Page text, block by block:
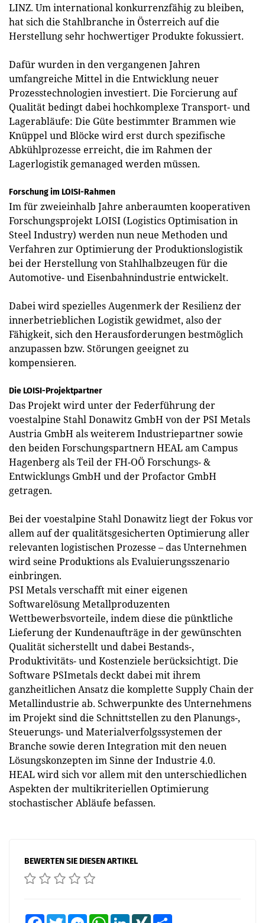
LINZ. Um international konkurrenzfähig zu bleiben,
hat sich die Stahlbranche in Österreich auf die
Herstellung sehr hochwertiger Produkte fokussiert.
Dafür wurden in den vergangenen Jahren
umfangreiche Mittel in die Entwicklung neuer
Prozesstechnologien investiert. Die Forcierung auf
Qualität bedingt dabei hochkomplexe Transport- und
Lagerabläufe: Die Güte bestimmter Brammen wie
Knüppel und Blöcke wird erst durch spezifische
Abkühlprozesse erreicht, die im Rahmen der
Lagerlogistik gemanaged werden müssen.
Forschung im LOISI-Rahmen
Im für zweieinhalb Jahre anberaumten kooperativen
Forschungsprojekt LOISI (Logistics Optimisation in
Steel Industry) werden nun neue Methoden und
Verfahren zur Optimierung der Produktionslogistik
bei der Herstellung von Stahlhalbzeugen für die
Automotive- und Eisenbahnindustrie entwickelt.
Dabei wird spezielles Augenmerk der Resilienz der
innerbetrieblichen Logistik gewidmet, also der
Fähigkeit, sich den Herausforderungen bestmöglich
anzupassen bzw. Störungen ­geeignet zu
kompensieren.
Die LOISI-Projektpartner
Das Projekt wird unter der Federführung der
voestalpine Stahl Donawitz GmbH von der PSI Metals
Austria GmbH als weiterem Industriepartner sowie
den beiden Forschungspartnern HEAL am Campus
Hagenberg als Teil der FH-OÖ Forschungs- &
Entwicklungs GmbH und der Profactor GmbH
getragen.
Bei der voestalpine Stahl ­Donawitz liegt der Fokus vor
allem auf der qualitätsgesicherten Optimierung aller
relevanten logistischen Prozesse – das Unternehmen
wird seine Produktions als Evaluierungsszenario
einbringen.
PSI Metals verschafft mit einer eigenen
Softwarelösung Metallproduzenten
Wettbewerbsvorteile, indem diese die pünktliche
Lieferung der Kundenaufträge in der gewünschten
Qualität sicherstellt und dabei Bestands-,
Produktivitäts- und Kosten­ziele berücksichtigt. Die
Software PSImetals deckt dabei mit ihrem
ganzheitlichen Ansatz die komplette Supply Chain der
Metallindustrie ab. Schwerpunkte des Unternehmens
im Projekt sind die Schnittstellen zu den Planungs-,
Steuerungs- und Materialverfolgssystemen der
Branche sowie deren Integration mit den neuen
Lösungskonzepten im Sinne der Industrie 4.0.
HEAL wird sich vor allem mit den unterschiedlichen
Aspekten der multikriteriellen Optimierung
stochastischer Abläufe befassen.
BEWERTEN SIE DIESEN ARTIKEL
FacebookTwitter MessengerWhatsAppLinkedInXING